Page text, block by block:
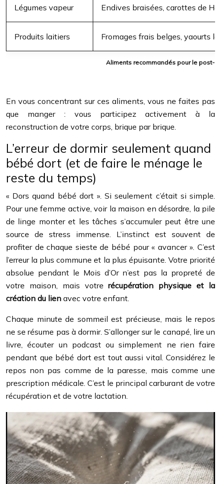
Aliments recommandés pour le post-
Légumes vapeur Endives braisées, carottes de
Produits laitiers Fromages frais belges, yaourts
En vous concentrant sur ces aliments, vous ne faites pas
que manger : vous participez activement à la
reconstruction de votre corps, brique par brique.
L’erreur de dormir seulement quand
bébé dort (et de faire le ménage le
reste du temps)
« Dors quand bébé dort ». Si seulement c’était si simple.
Pour une femme active, voir la maison en désordre, la pile
de linge monter et les tâches s’accumuler peut être une
source de stress immense. L’instinct est souvent de
profiter de chaque sieste de bébé pour « avancer ». C’est
l’erreur la plus commune et la plus épuisante. Votre priorité
absolue pendant le Mois d’Or n’est pas la propreté de
votre maison, mais votrerécupération physique et la
création du lien avec votre enfant.
Chaque minute de sommeil est précieuse, mais le repos
ne se résume pas à dormir. S’allonger sur le canapé, lire un
livre, écouter un podcast ou simplement ne rien faire
pendant que bébé dort est tout aussi vital. Considérez le
repos non pas comme de la paresse, mais comme une
prescription médicale. C’est le principal carburant de votre
récupération et de votre lactation.